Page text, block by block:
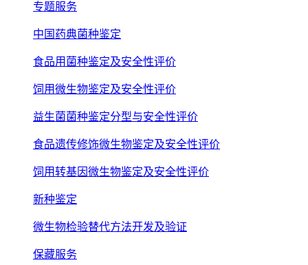
专题服务
中国药典菌种鉴定
食品用菌种鉴定及安全性评价
饲用微生物鉴定及安全性评价
益生菌菌种鉴定分型与安全性评价
食品遗传修饰微生物鉴定及安全性评价
饲用转基因微生物鉴定及安全性评价
新种鉴定
微生物检验替代方法开发及验证
保藏服务